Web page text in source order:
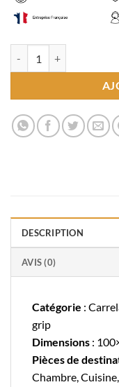
DESCRIPTION
AVIS (0)
Catégorie :
grip
Dimensions :
Pièces de
Chambre,